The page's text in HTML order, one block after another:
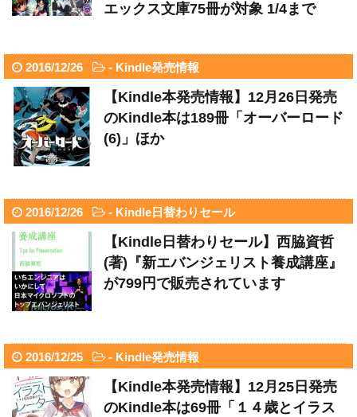
エックス文庫75冊が対象 1/4まで
2016/12/26 - Kindle発売情報
【Kindle本発売情報】12月26日発売
のKindle本は189冊「オーバーロード
(6)」ほか
2016/12/26 - Kindle日替わりセール
【Kindle日替わりセール】西脇資哲
(著)『新エバンジェリスト養成講座』
が799円で販売されています
2016/12/25 - Kindle発売情報
【Kindle本発売情報】12月25日発売
のKindle本は69冊「１４歳とイラス